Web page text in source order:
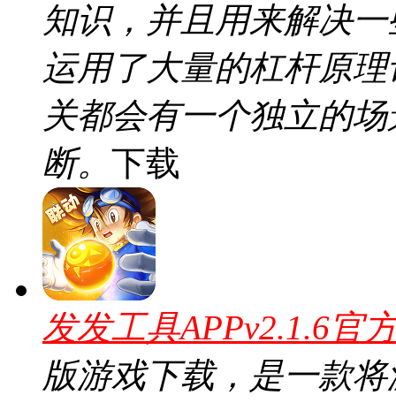
知识，并且用来解决
运用了大量的杠杆原
关都会有一个独立的
断。 下载
发发工具APPv2.1.6官
版游戏下载，是一款